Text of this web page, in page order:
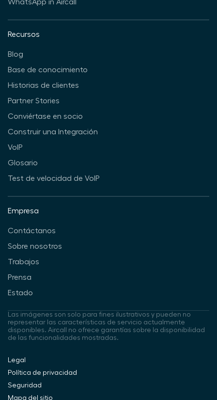
WhatsApp in Aircall
Recursos
Blog
Base de conocimiento
Historias de clientes
Partner Stories
Conviértase en socio
Construir una Integración
VoIP
Glosario
Test de velocidad de VoIP
Empresa
Contáctanos
Sobre nosotros
Trabajos
Prensa
Estado
Las imágenes son solo para fines ilustrativos y pueden no
representar las características de servicio actualmente
disponibles. Aircall no ofrece garantías sobre la disponibilidad
de las funcionalidades mostradas.
Legal
Política de privacidad
Seguridad
Mapa del sitio